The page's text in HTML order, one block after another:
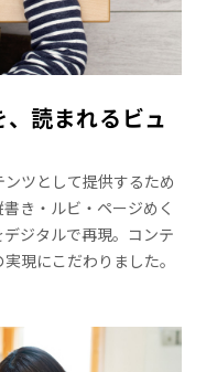
読まれるビュ
ツとして提供するため
き・ルビ・ページめく
ジタルで再現。コンテ
現にこだわりました。